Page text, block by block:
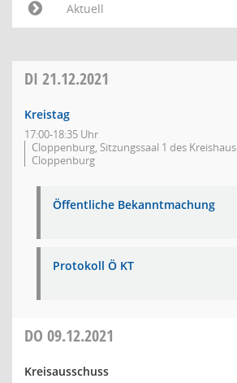
Aktuell
DI 21.12.2021
Kreistag
17:00-18:35 Uhr
Cloppenburg, Sitzungssaal 1 des
Cloppenburg
Öffentliche Bekanntmachung
Protokoll Ö KT
DO 09.12.2021
Kreisausschuss